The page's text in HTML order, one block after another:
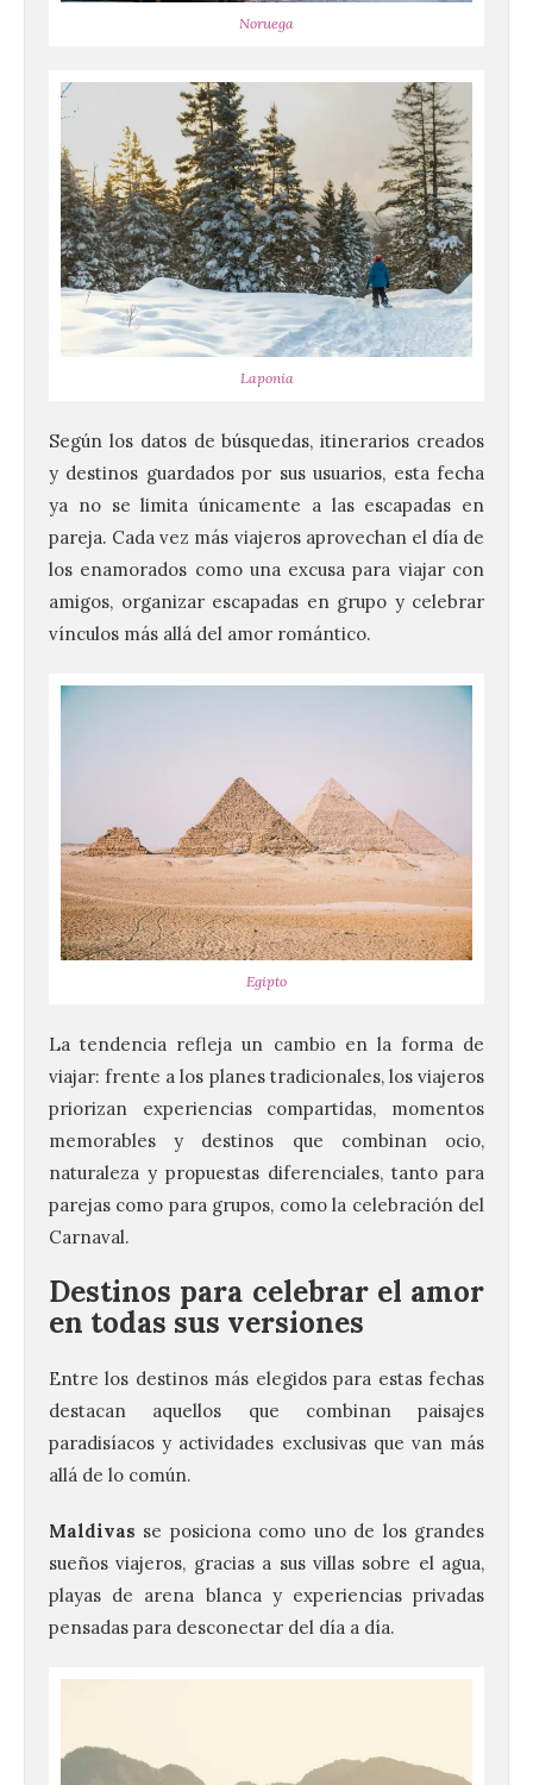
Noruega
Laponia
Según los datos de búsquedas, itinerarios creados
y destinos guardados por sus usuarios, esta fecha
ya no se limita únicamente a las escapadas en
pareja. Cada vez más viajeros aprovechan el día de
los enamorados como una excusa para viajar con
amigos, organizar escapadas en grupo y celebrar
vínculos más allá del amor romántico.
Egipto
La tendencia refleja un cambio en la forma de
viajar: frente a los planes tradicionales, los viajeros
priorizan experiencias compartidas, momentos
memorables y destinos que combinan ocio,
naturaleza y propuestas diferenciales, tanto para
parejas como para grupos, como la celebración del
Carnaval.
Destinos para celebrar el amor
en todas sus versiones
Entre los destinos más elegidos para estas fechas
destacan aquellos que combinan paisajes
paradisíacos y actividades exclusivas que van más
allá de lo común.
Maldivas se posiciona como uno de los grandes
sueños viajeros, gracias a sus villas sobre el agua,
playas de arena blanca y experiencias privadas
pensadas para desconectar del día a día.